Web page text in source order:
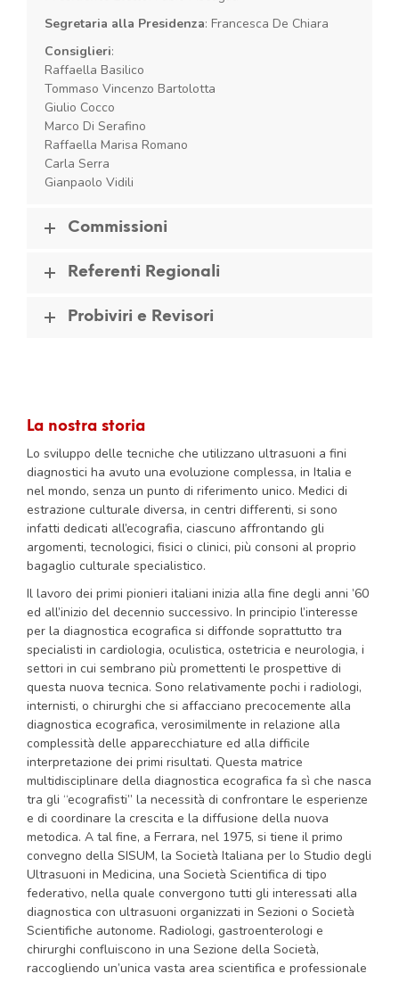
Segretaria alla Presidenza: Francesca De Chiara
Consiglieri:
Raffaella Basilico
Tommaso Vincenzo Bartolotta
Giulio Cocco
Marco Di Serafino
Raffaella Marisa Romano
Carla Serra
Gianpaolo Vidili
Commissioni
Referenti Regionali
Probiviri e Revisori
La nostra storia
Lo sviluppo delle tecniche che utilizzano ultrasuoni a fini
diagnostici ha avuto una evoluzione complessa, in Italia e
nel mondo, senza un punto di riferimento unico. Medici di
estrazione culturale diversa, in centri differenti, si sono
infatti dedicati all’ecografia, ciascuno affrontando gli
argomenti, tecnologici, fisici o clinici, più consoni al proprio
bagaglio culturale specialistico.
Il lavoro dei primi pionieri italiani inizia alla fine degli anni ’60
ed all’inizio del decennio successivo. In principio l’interesse
per la diagnostica ecografica si diffonde soprattutto tra
specialisti in cardiologia, oculistica, ostetricia e neurologia, i
settori in cui sembrano più promettenti le prospettive di
questa nuova tecnica. Sono relativamente pochi i radiologi,
internisti, o chirurghi che si affacciano precocemente alla
diagnostica ecografica, verosimilmente in relazione alla
complessità delle apparecchiature ed alla difficile
interpretazione dei primi risultati. Questa matrice
multidisciplinare della diagnostica ecografica fa sì che nasca
tra gli “ecografisti” la necessità di confrontare le esperienze
e di coordinare la crescita e la diffusione della nuova
metodica. A tal fine, a Ferrara, nel 1975, si tiene il primo
convegno della SISUM, la Società Italiana per lo Studio degli
Ultrasuoni in Medicina, una Società Scientifica di tipo
federativo, nella quale convergono tutti gli interessati alla
diagnostica con ultrasuoni organizzati in Sezioni o Società
Scientifiche autonome. Radiologi, gastroenterologi e
chirurghi confluiscono in una Sezione della Società,
raccogliendo un’unica vasta area scientifica e professionale